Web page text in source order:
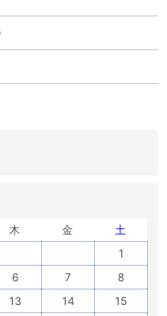
木 金
土
1
6 7
8
13 14
15